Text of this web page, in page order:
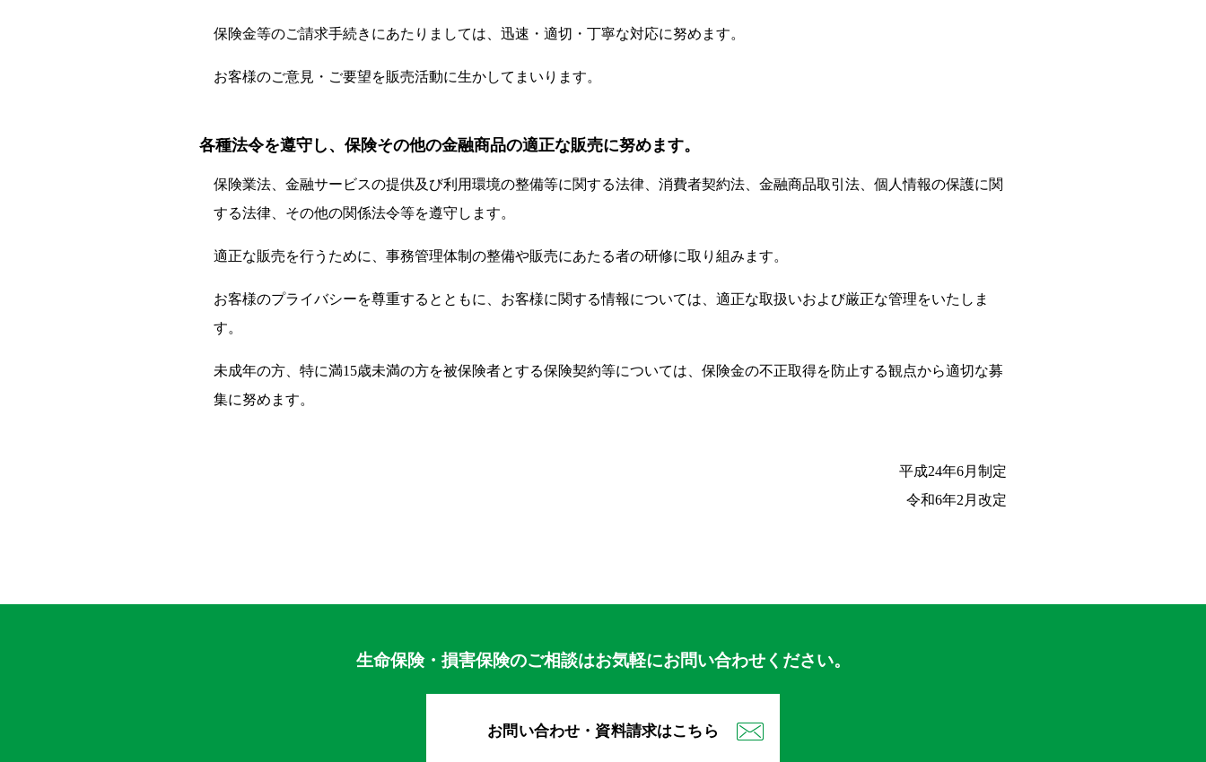
保険金等のご請求手続きにあたりましては、迅速・適切・丁寧な対応に努めます。
お客様のご意見・ご要望を販売活動に生かしてまいります。
各種法令を遵守し、保険その他の金融商品の適正な販売に努めます。
保険業法、金融サービスの提供及び利用環境の整備等に関する法律、消費者契約法、金融商品取引法、個人情報の保護に関
する法律、その他の関係法令等を遵守します。
適正な販売を行うために、事務管理体制の整備や販売にあたる者の研修に取り組みます。
お客様のプライバシーを尊重するとともに、お客様に関する情報については、適正な取扱いおよび厳正な管理をいたしま
す。
未成年の方、特に満15歳未満の方を被保険者とする保険契約等については、保険金の不正取得を防止する観点から適切な募
集に努めます。
平成24年6月制定
令和6年2月改定
生命保険・損害保険のご相談はお気軽にお問い合わせください。
お問い合わせ・資料請求はこちら